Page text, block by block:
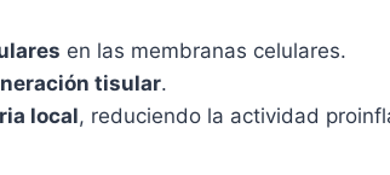
en las membranas celulares.
tisular.
local, reduciendo la actividad